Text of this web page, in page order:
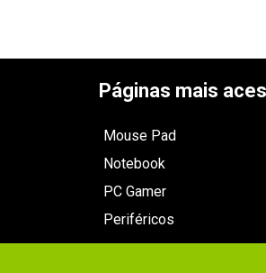
Páginas mais
Mouse Pad
Notebook
PC Gamer
Periféricos